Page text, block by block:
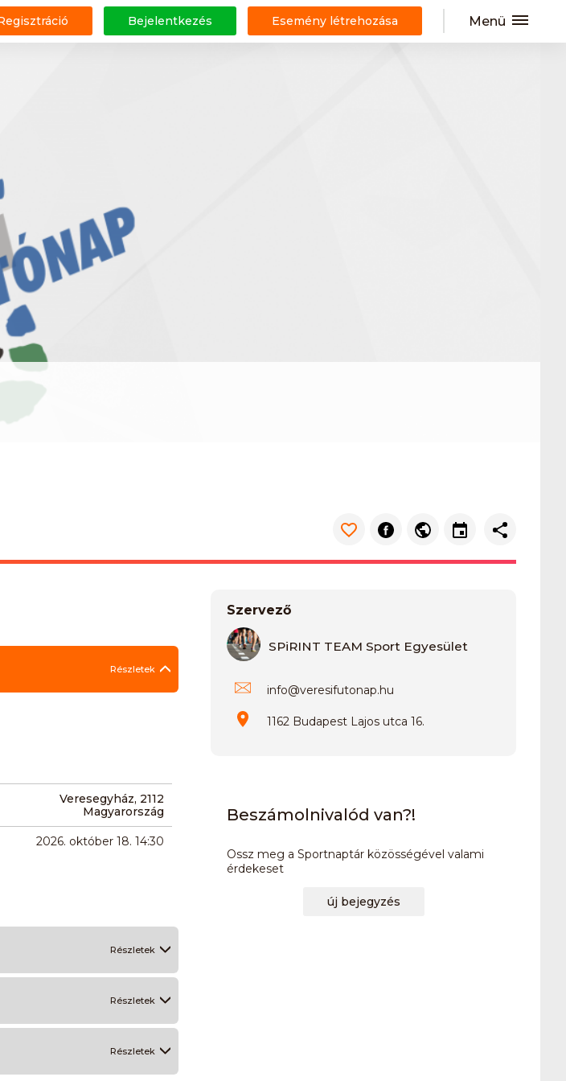
Bejelentkezés Esemény létrehozása Menü
Részletek
Veresegyház, 2112
Magyarország
2026. október 18. 14:30
Részletek
Részletek
Részletek
Szervező
SPiRINT TEAM Sport Egyesület
info@veresifutonap.hu
1162 Budapest Lajos utca 16.
Beszámolnivalód van?!
Ossz meg a Sportnaptár közösségével valami
érdekeset
új bejegyzés